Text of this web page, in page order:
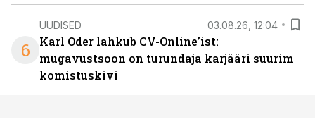
6
UUDISED 03.08.26, 12:04
Karl Oder lahkub CV-Online’ist:
mugavustsoon on turundaja karjääri suurim
komistuskivi